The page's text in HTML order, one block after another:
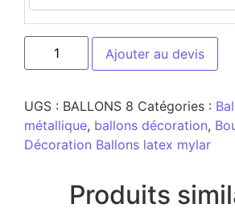
Ajouter au devis
UGS : BALLONS 8 Catégories :
métallique, ballons décoration,
Décoration Ballons latex mylar
Produits